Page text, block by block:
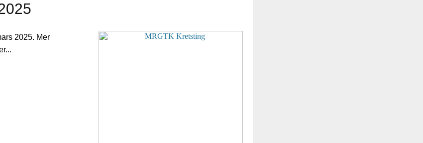
2025. Mer